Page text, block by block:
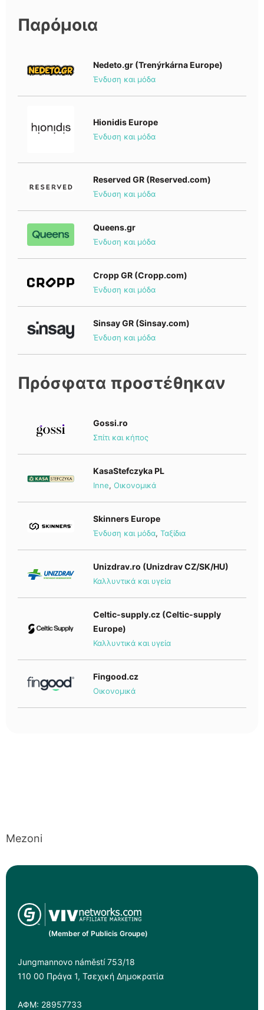
Παρόμοια
Nedeto.gr (Trenýrkárna Europe)
Ένδυση και μόδα
Hionidis Europe
Ένδυση και μόδα
Reserved GR (Reserved.com)
Ένδυση και μόδα
Queens.gr
Ένδυση και μόδα
Cropp GR (Cropp.com)
Ένδυση και μόδα
Sinsay GR (Sinsay.com)
Ένδυση και μόδα
Πρόσφατα προστέθηκαν
Gossi.ro
Σπίτι και κήπος
KasaStefczyka PL
Inne, Οικονομικά
Skinners Europe
Ένδυση και μόδα, Ταξίδια
Unizdrav.ro (Unizdrav CZ/SK/HU)
Καλλυντικά και υγεία
Celtic-supply.cz (Celtic-supply
Europe)
Καλλυντικά και υγεία
Fingood.cz
Οικονομικά
Mezoni
(Member of Publicis Groupe)
Jungmannovo náměstí 753/18
110 00 Πράγα 1, Τσεχική Δημοκρατία
ΑΦΜ: 28957733